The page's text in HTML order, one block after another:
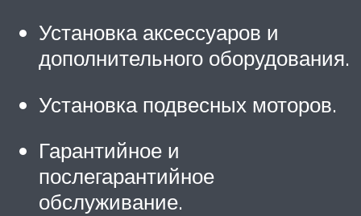
Установка аксессуаров и
дополнительного оборудования.
Установка подвесных моторов.
Гарантийное и
послегарантийное
обслуживание.